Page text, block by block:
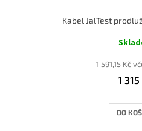
Kabel JalTest
1 591,15 Kč
1
DO